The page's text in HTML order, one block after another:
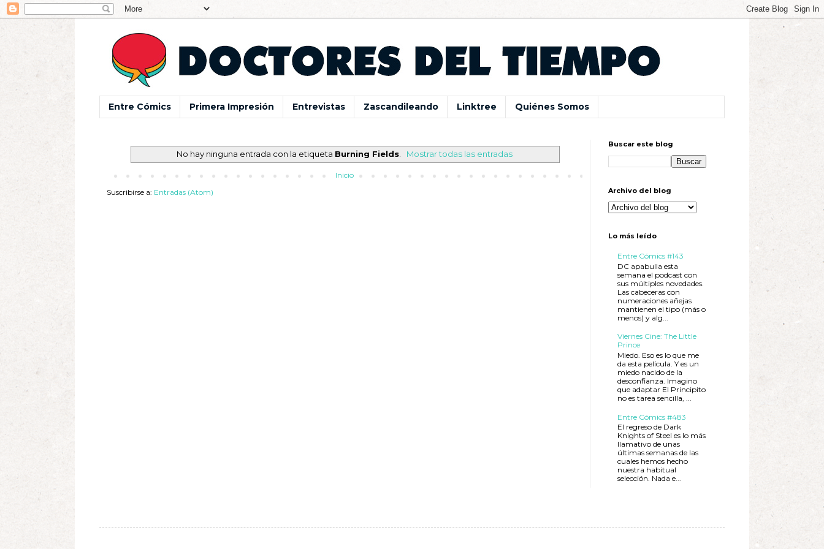
Entre Cómics Primera Impresión Entrevistas Zascandileando Linktree Quiénes Somos
No hay ninguna entrada con la etiqueta Burning Fields Mostrar todas las entradas
Inicio
Suscribirse a: Entradas (Atom)
Buscar este blog
Archivo del blog
Lo más leído
Entre Cómics #143
DC apabulla esta
semana el podcast con
sus múltiples novedades.
Las cabeceras con
numeraciones añejas
mantienen el tipo (más o
menos) y alg...
Viernes Cine: The Little
Prince
Miedo. Eso es lo que me
da esta película. Y es un
miedo nacido de la
desconfianza. Imagino
que adaptar El Principito
no es tarea sencilla, ...
Entre Cómics #483
El regreso de Dark
Knights of Steel es lo más
llamativo de unas
últimas semanas de las
cuales hemos hecho
nuestra habitual
selección. Nada e...